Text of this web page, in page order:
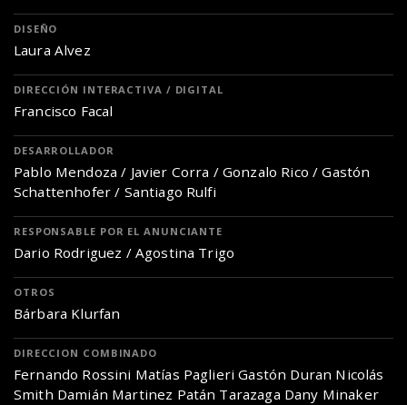
DISEÑO
Laura Alvez
DIRECCIÓN INTERACTIVA / DIGITAL
Francisco Facal
DESARROLLADOR
Pablo Mendoza / Javier Corra / Gonzalo Rico / Gastón
Schattenhofer / Santiago Rulfi
RESPONSABLE POR EL ANUNCIANTE
Dario Rodriguez / Agostina Trigo
OTROS
Bárbara Klurfan
DIRECCION COMBINADO
Fernando Rossini Matías Paglieri Gastón Duran Nicolás
Smith Damián Martinez Patán Tarazaga Dany Minaker